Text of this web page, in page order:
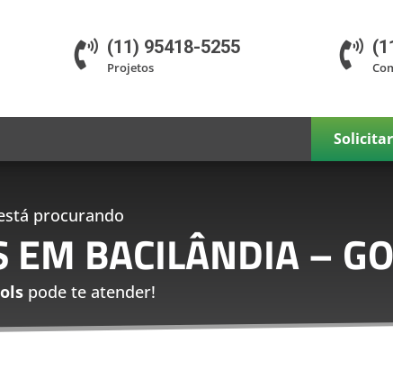
 (11) 95418-5255
Projetos 
procurando
EM BACILÂNDIA – GO
pode te atender!